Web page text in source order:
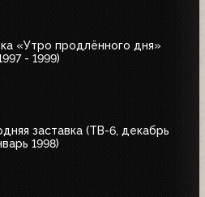
«Утро продлённого дня»
- 1999)
заставка (ТВ-6, декабрь
1998)